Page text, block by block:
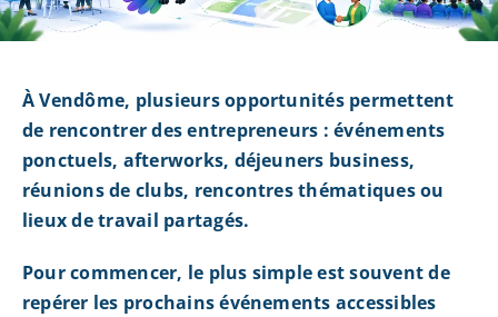
À Vendôme, plusieurs opportunités permettent
de rencontrer des entrepreneurs : événements
ponctuels, afterworks, déjeuners business,
réunions de clubs, rencontres thématiques ou
lieux de travail partagés.
Pour commencer, le plus simple est souvent de
repérer les prochains événements accessibles